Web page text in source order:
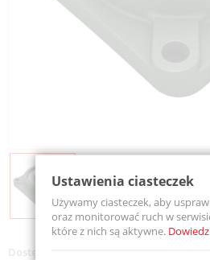
Ustawienia ciasteczek
Używamy ciasteczek, aby
oraz monitorować ruch w
które z nich są aktywne.